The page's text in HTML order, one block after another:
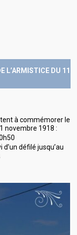
L’ARMISTICE DU 11
à commémorer le
novembre 1918 :
défilé jusqu’au